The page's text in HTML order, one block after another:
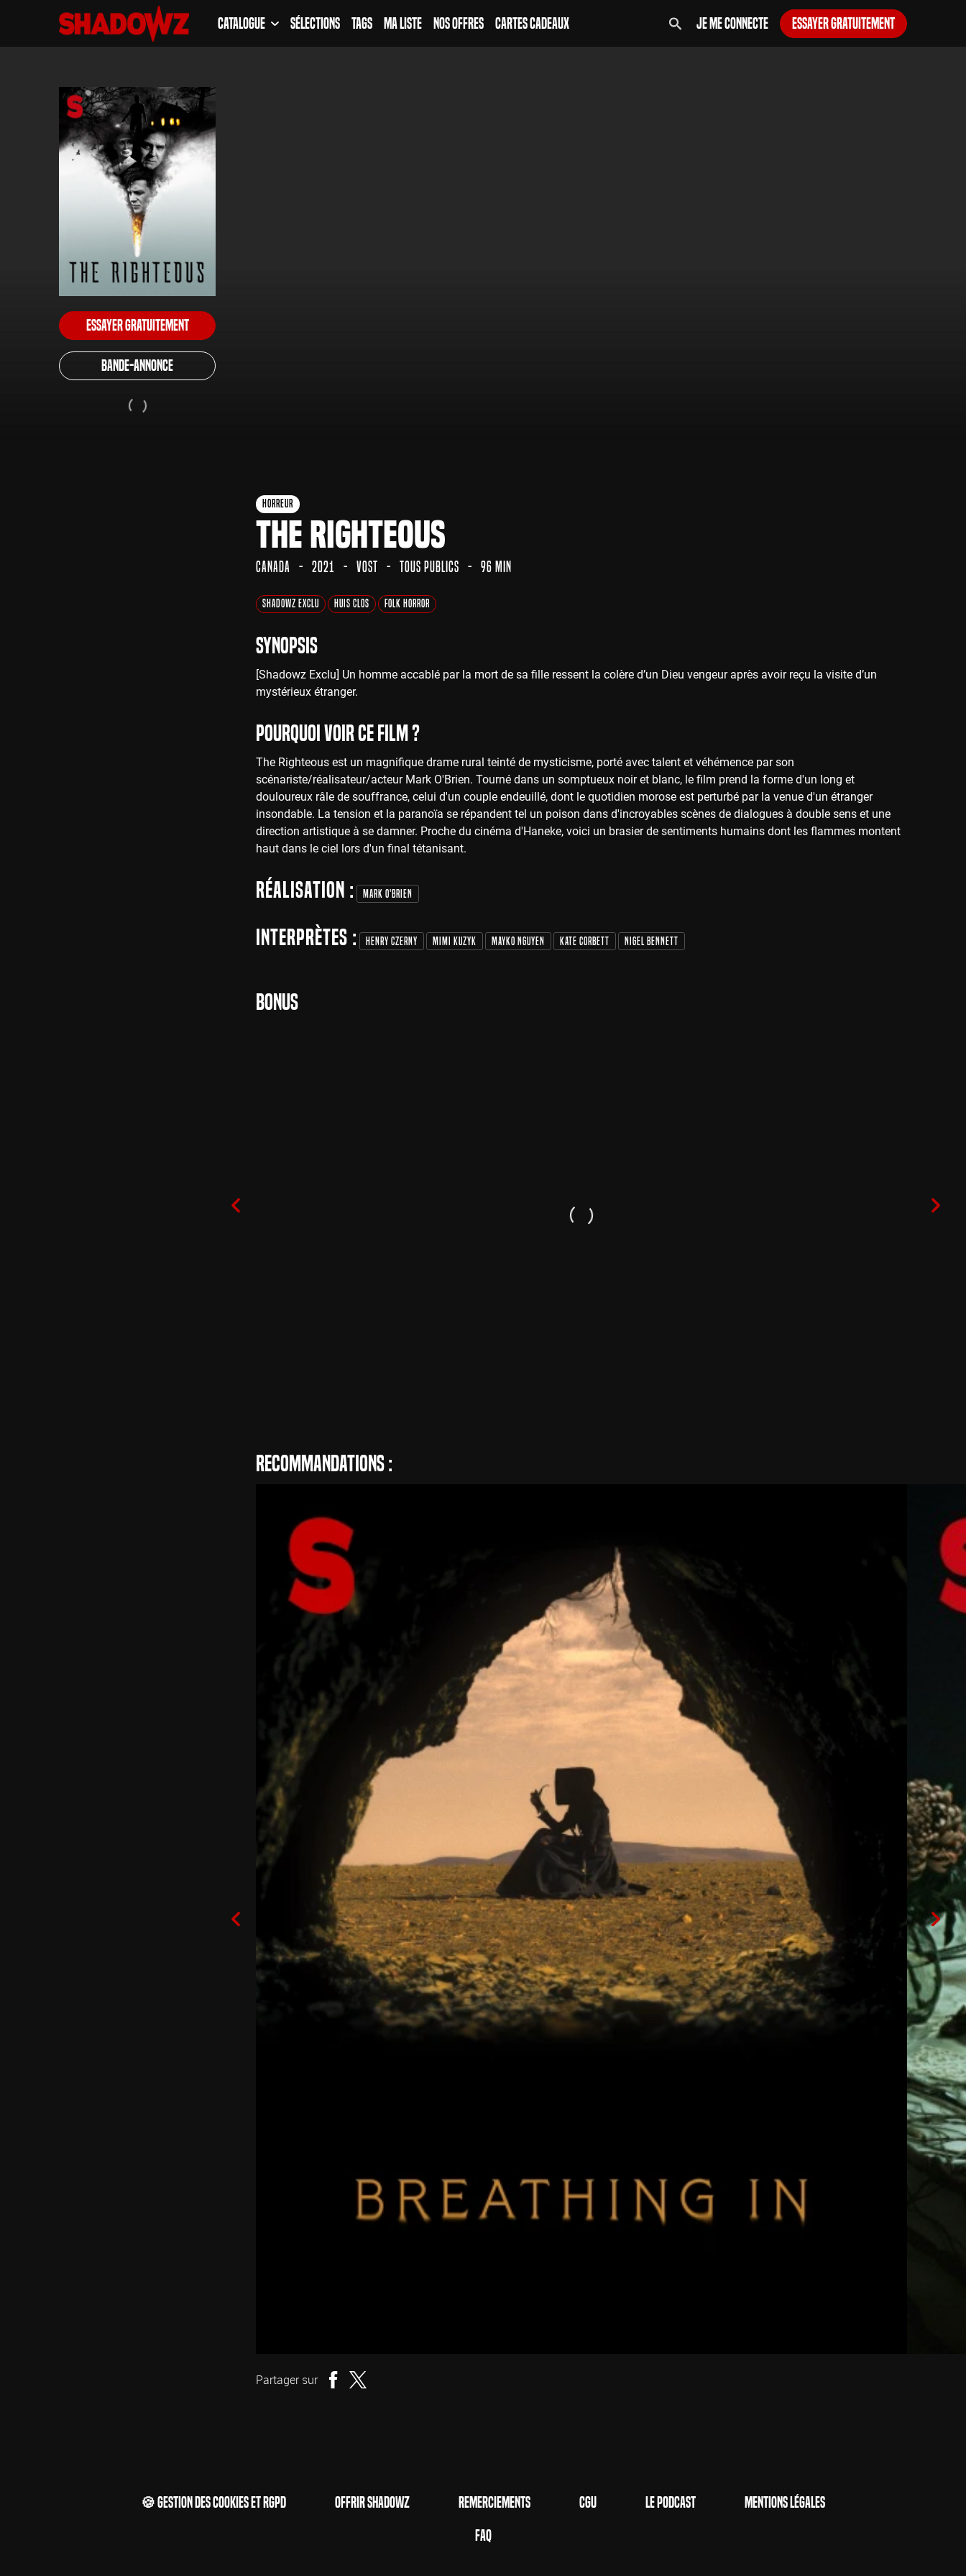
Catalogue Sélections Tags Ma Liste Nos Offres Cartes Cadeaux Je me connecte Essayer gratuitement
Essayer gratuitement
Bande-annonce
Horreur
The Righteous
Canada 2021 VOST Tous Publics 96 min
Shadowz Exclu Huis Clos Folk Horror
Synopsis
[Shadowz Exclu] Un homme accablé par la mort de sa fille ressent la colère d’un Dieu vengeur après avoir reçu la visite d’un
mystérieux étranger.
Pourquoi voir ce film ?
The Righteous est un magnifique drame rural teinté de mysticisme, porté avec talent et véhémence par son
scénariste/réalisateur/acteur Mark O'Brien. Tourné dans un somptueux noir et blanc, le film prend la forme d'un long et
douloureux râle de souffrance, celui d'un couple endeuillé, dont le quotidien morose est perturbé par la venue d'un étranger
insondable. La tension et la paranoïa se répandent tel un poison dans d'incroyables scènes de dialogues à double sens et une
direction artistique à se damner. Proche du cinéma d'Haneke, voici un brasier de sentiments humains dont les flammes montent
haut dans le ciel lors d'un final tétanisant.
Réalisation : Mark O'Brien
Interprètes : Henry Czerny Mimi Kuzyk Mayko Nguyen Kate Corbett Nigel Bennett
Bonus
Recommandations :
Partager sur
🍪 Gestion des cookies et RGPD Offrir Shadowz Remerciements CGU Le Podcast
Mentions Légales
FAQ